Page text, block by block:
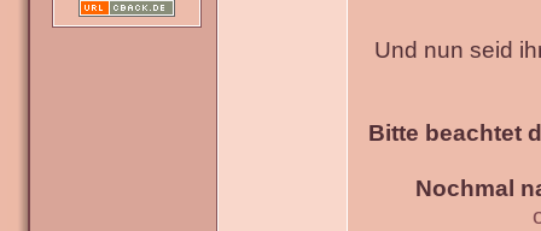
Und nun seid
Bitte beachtet
Nochmal